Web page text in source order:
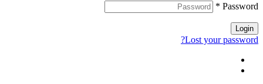
Password
*
Login
Lost your password?